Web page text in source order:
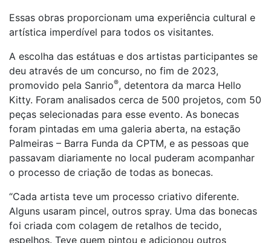
Essas obras proporcionam uma experiência cultural e
artística imperdível para todos os visitantes.
A escolha das estátuas e dos artistas participantes se
deu através de um concurso, no fim de 2023,
promovido pela Sanrio®, detentora da marca Hello
Kitty. Foram analisados cerca de 500 projetos, com 50
peças selecionadas para esse evento. As bonecas
foram pintadas em uma galeria aberta, na estação
Palmeiras – Barra Funda da CPTM, e as pessoas que
passavam diariamente no local puderam acompanhar
o processo de criação de todas as bonecas.
“Cada artista teve um processo criativo diferente.
Alguns usaram pincel, outros spray. Uma das bonecas
foi criada com colagem de retalhos de tecido,
espelhos. Teve quem pintou e adicionou outros